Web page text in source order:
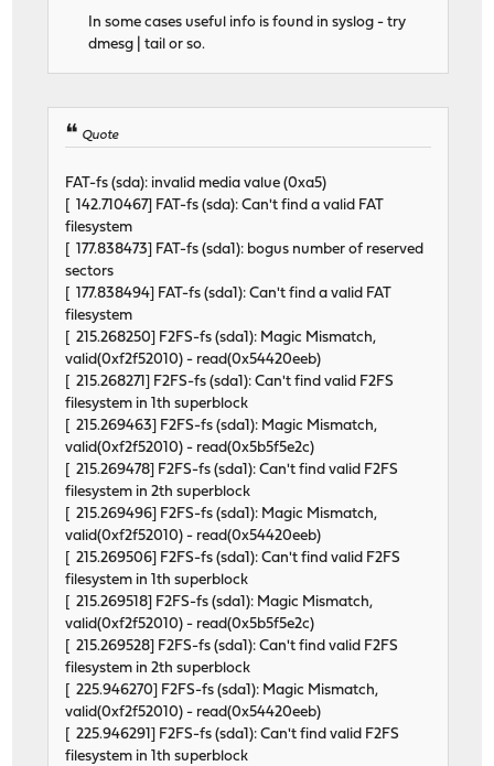
In some cases useful info is found in syslog - try
dmesg | tail or so.
Quote
FAT-fs (sda): invalid media value (0xa5)
[ 142.710467] FAT-fs (sda): Can't find a valid FAT
filesystem
[ 177.838473] FAT-fs (sda1): bogus number of reserved
sectors
[ 177.838494] FAT-fs (sda1): Can't find a valid FAT
filesystem
[ 215.268250] F2FS-fs (sda1): Magic Mismatch,
valid(0xf2f52010) - read(0x54420eeb)
[ 215.268271] F2FS-fs (sda1): Can't find valid F2FS
filesystem in 1th superblock
[ 215.269463] F2FS-fs (sda1): Magic Mismatch,
valid(0xf2f52010) - read(0x5b5f5e2c)
[ 215.269478] F2FS-fs (sda1): Can't find valid F2FS
filesystem in 2th superblock
[ 215.269496] F2FS-fs (sda1): Magic Mismatch,
valid(0xf2f52010) - read(0x54420eeb)
[ 215.269506] F2FS-fs (sda1): Can't find valid F2FS
filesystem in 1th superblock
[ 215.269518] F2FS-fs (sda1): Magic Mismatch,
valid(0xf2f52010) - read(0x5b5f5e2c)
[ 215.269528] F2FS-fs (sda1): Can't find valid F2FS
filesystem in 2th superblock
[ 225.946270] F2FS-fs (sda1): Magic Mismatch,
valid(0xf2f52010) - read(0x54420eeb)
[ 225.946291] F2FS-fs (sda1): Can't find valid F2FS
filesystem in 1th superblock